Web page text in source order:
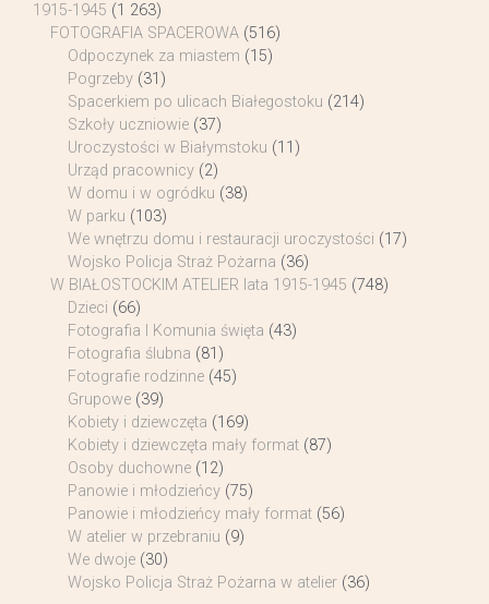
1915-1945 (1 263)
FOTOGRAFIA SPACEROWA (516)
Odpoczynek za miastem (15)
Pogrzeby (31)
Spacerkiem po ulicach Białegostoku (214)
Szkoły uczniowie (37)
Uroczystości w Białymstoku (11)
Urząd pracownicy (2)
W domu i w ogródku (38)
W parku (103)
We wnętrzu domu i restauracji uroczystości (17)
Wojsko Policja Straż Pożarna (36)
W BIAŁOSTOCKIM ATELIER lata 1915-1945 (748)
Dzieci (66)
Fotografia I Komunia święta (43)
Fotografia ślubna (81)
Fotografie rodzinne (45)
Grupowe (39)
Kobiety i dziewczęta (169)
Kobiety i dziewczęta mały format (87)
Osoby duchowne (12)
Panowie i młodzieńcy (75)
Panowie i młodzieńcy mały format (56)
W atelier w przebraniu (9)
We dwoje (30)
Wojsko Policja Straż Pożarna w atelier (36)